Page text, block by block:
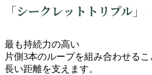
「シークレットトリプル」
最も持続力の高い
片側3本のループを組み合わせる
長い距離を支えます。